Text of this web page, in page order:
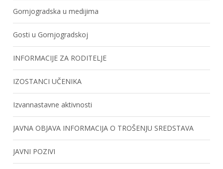
Gornjogradska u medijima
Gosti u Gornjogradskoj
INFORMACIJE ZA RODITELJE
IZOSTANCI UČENIKA
Izvannastavne aktivnosti
JAVNA OBJAVA INFORMACIJA O TROŠENJU SREDSTAVA
JAVNI POZIVI